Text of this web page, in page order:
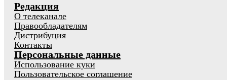
Редакция
О телеканале
Правообладателям
Дистрибуция
Контакты
Персональные данные
Использование куки
Пользовательское соглашение